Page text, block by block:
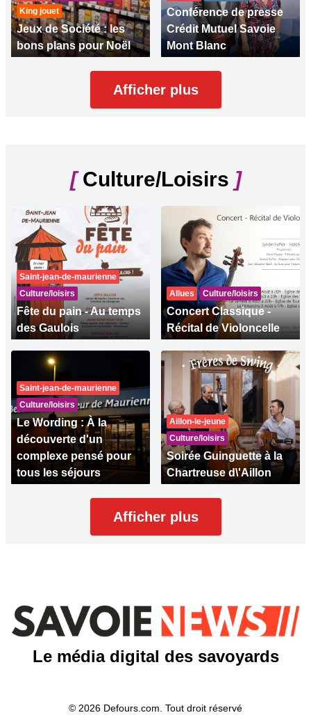
King jouet
Jeux de Société : les
bons plans pour Noël
Conférence de presse
Crédit Mutuel Savoie
Mont Blanc
Afficher plus
[Culture/Loisirs ]
Saint-jean-de-maurienne
Culture/loisirs
Fête du pain - Au temps
des Gaulois
Allues Culture/loisirs
Concert Classique -
Récital de Violoncelle
Saint-jean-de-maurienne
Culture/loisirs
Le Wording : À la
découverte d'un
complexe pensé pour
tous les séjours
Aillon-le-jeune
Culture/loisirs
Soirée Guinguette à la
Chartreuse d\'Aillon
Afficher plus
Le média digital des savoyards
© 2026 Defours.com. Tout droit réservé